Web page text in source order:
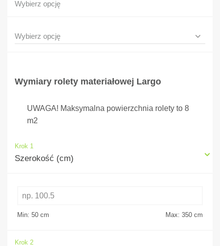
Wybierz opcję
Wymiary rolety materiałowej Largo
UWAGA! Maksymalna powierzchnia rolety to 8
m2
Krok 1
Szerokość (cm)
Min: 50 cm Max: 350 cm
Krok 2